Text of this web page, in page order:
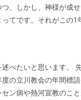
、しかし、神様が成
てです。それがこの1
べたいと思います。
の立川教会の年間標
ン病や熱河宣教のこ